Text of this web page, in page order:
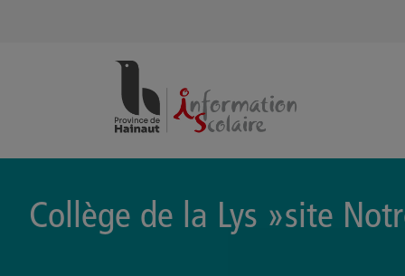
Collège de la Lys »site